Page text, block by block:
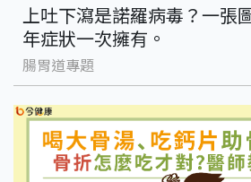
上吐下瀉是諾羅病毒？一張
年症狀一次擁有。
腸胃道專題